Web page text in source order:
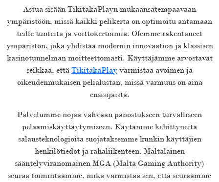
Astua sisään TikitakaPlayn mukaansatempaavaan
ympäristöön, missä kaikki pelikerta on optimoitu antamaan
teille tunteita ja voittokertoimia. Olemme rakentaneet
ympäristön, joka yhdistää modernin innovaation ja klassisen
kasinotunnelman moitteettomasti. Käyttäjämme arvostavat
seikkaa, ettäTikitakaPlayvarmistaa avoimen ja
oikeudenmukaisen pelialustan, missä varmuus on aina
ensisijaista.
Palvelumme nojaa vahvaan panostukseen turvalliseen
pelaamiskäyttäytymiseen. Käytämme kehittyneitä
salausteknologioita suojataksemme kunkin käyttäjien
henkilötiedot ja rahaliikenteen. Maltalainen
sääntelyviranomainen MGA (Malta Gaming Authority)
seuraa toimintaamme, mikä varmistaa sen, että seuraamme